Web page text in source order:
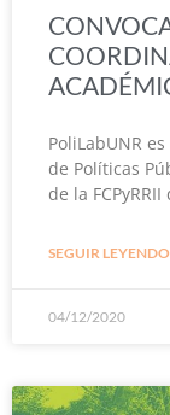
PoliLabUNR
de Políticas
de la
SEGUIR LEYENDO
04/12/2020